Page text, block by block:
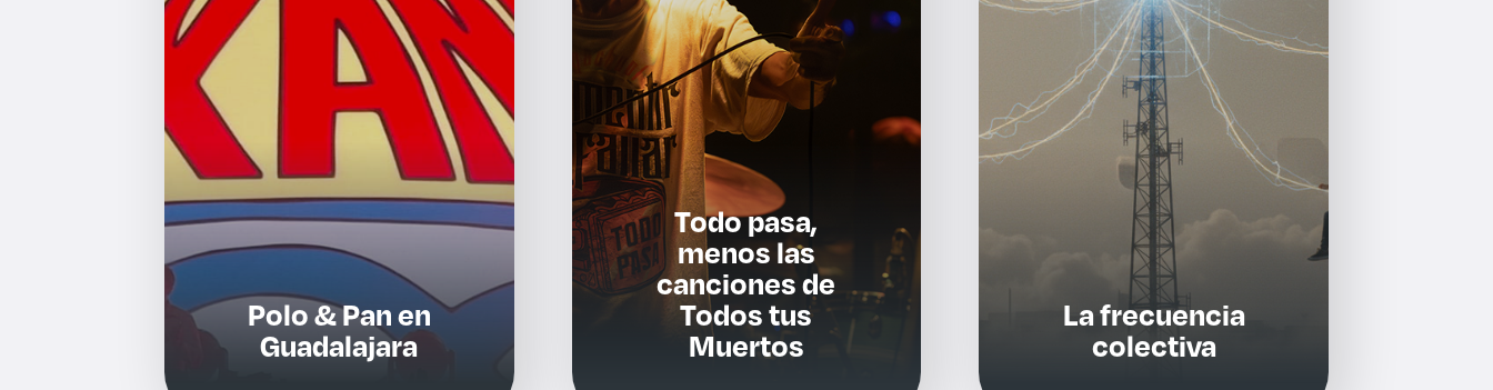
Derecho Sustentabilidad
Polo & Pan en
Guadalajara
Todo pasa,
menos las
canciones de
Todos tus
Muertos
La frecuencia
colectiva